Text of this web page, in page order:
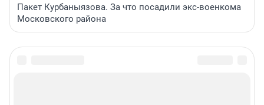
Пакет Курбаныязова. За что посадили экс-военкома
Московского района